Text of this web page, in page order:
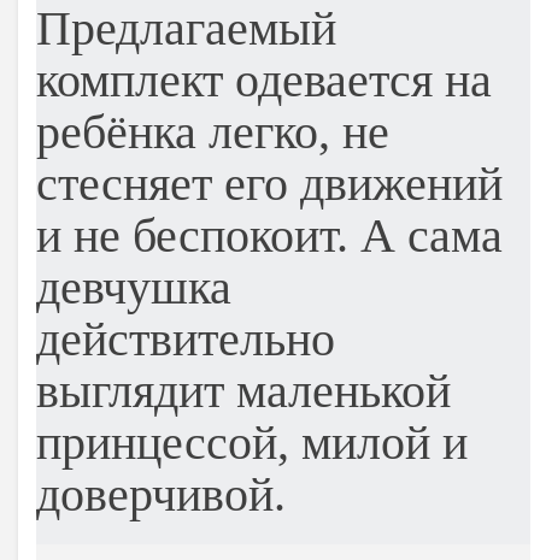
Предлагаемый
комплект одевается на
ребёнка легко, не
стесняет его движений
и не беспокоит. А сама
девчушка
действительно
выглядит маленькой
принцессой, милой и
доверчивой.